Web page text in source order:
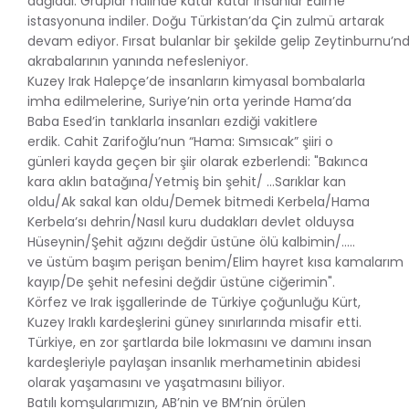
istasyonuna indiler. Doğu Türkistan’da Çin zulmü artarak
devam ediyor. Fırsat bulanlar bir şekilde gelip
akrabalarının yanında nefesleniyor.
Kuzey Irak Halepçe’de insanların kimyasal bombalarla
imha edilmelerine, Suriye’nin orta yerinde Hama’da
Baba Esed’in tanklarla insanları ezdiği vakitlere
erdik. Cahit Zarifoğlu’nun “Hama: Sımsıcak” şiiri o
günleri kayda geçen bir şiir olarak ezberlendi: "Bakınca
kara aklın batağına/Yetmiş bin şehit/ ...Sarıklar kan
oldu/Ak sakal kan oldu/Demek bitmedi Kerbela/Hama
Kerbela’sı dehrin/Nasıl kuru dudakları devlet olduysa
Hüseynin/Şehit ağzını değdir üstüne ölü kalbimin/.....
ve üstüm başım perişan benim/Elim hayret kısa kamalarım
kayıp/De şehit nefesini değdir üstüne ciğerimin".
Körfez ve Irak işgallerinde de Türkiye çoğunluğu Kürt,
Kuzey Iraklı kardeşlerini güney sınırlarında misafir etti.
Türkiye, en zor şartlarda bile lokmasını ve damını insan
kardeşleriyle paylaşan insanlık merhametinin abidesi
olarak yaşamasını ve yaşatmasını biliyor.
Batılı komşularımızın, AB’nin ve BM’nin örülen